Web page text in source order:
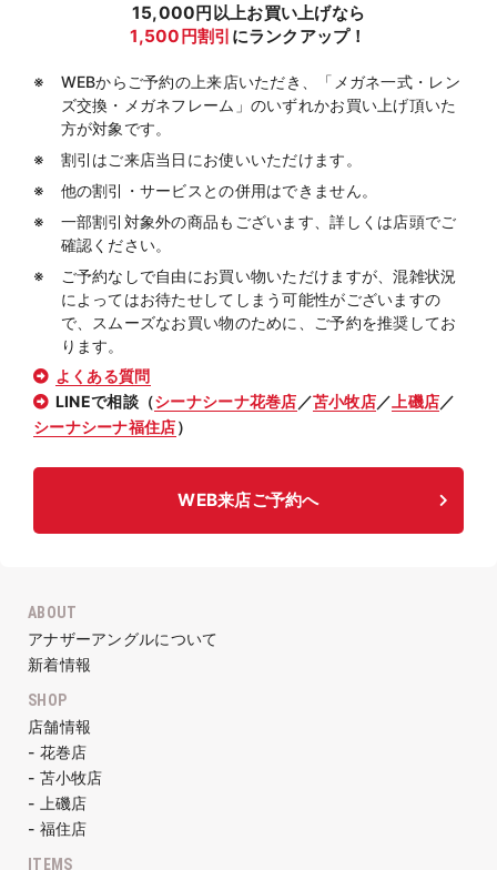
15,000円以上お買い上げなら
1,500円割引 にランクアップ！
WEBからご予約の上来店いただき、「メガネ一式・レン
ズ交換・メガネフレーム」のいずれかお買い上げ頂いた
方が対象です。
割引はご来店当日にお使いいただけます。
他の割引・サービスとの併用はできません。
一部割引対象外の商品もございます、詳しくは店頭でご
確認ください。
ご予約なしで自由にお買い物いただけますが、混雑状況
によってはお待たせしてしまう可能性がございますの
で、スムーズなお買い物のために、ご予約を推奨してお
ります。
よくある質問
LINEで相談（シーナシーナ花巻店 ／苫小牧店／ 上磯店／
シーナシーナ福住店）
WEB来店ご予約へ
ABOUT
アナザーアングルについて
新着情報
SHOP
店舗情報
- 花巻店
- 苫小牧店
- 上磯店
- 福住店
ITEMS